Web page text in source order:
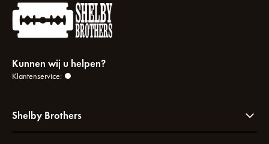
Kunnen wij u helpen?
Klantenservice:
Shelby Brothers